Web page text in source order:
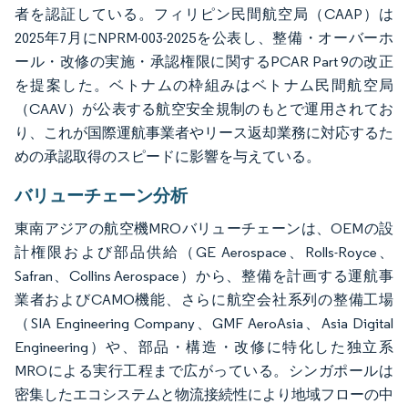
者を認証している。フィリピン民間航空局（CAAP）は
2025年7月にNPRM-003-2025を公表し、整備・オーバーホ
ール・改修の実施・承認権限に関するPCAR Part 9の改正
を提案した。ベトナムの枠組みはベトナム民間航空局
（CAAV）が公表する航空安全規制のもとで運用されてお
り、これが国際運航事業者やリース返却業務に対応するた
めの承認取得のスピードに影響を与えている。
バリューチェーン分析
東南アジアの航空機MROバリューチェーンは、OEMの設
計権限および部品供給（GE Aerospace、Rolls-Royce、
Safran、Collins Aerospace）から、整備を計画する運航事
業者およびCAMO機能、さらに航空会社系列の整備工場
（SIA Engineering Company、GMF AeroAsia、Asia Digital
Engineering）や、部品・構造・改修に特化した独立系
MROによる実行工程まで広がっている。シンガポールは
密集したエコシステムと物流接続性により地域フローの中